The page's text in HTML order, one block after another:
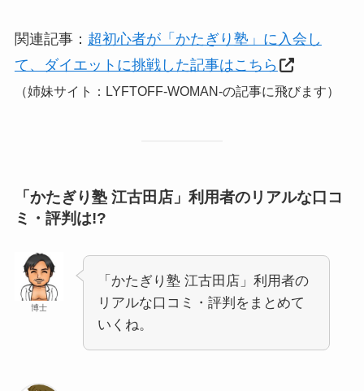
関連記事： 超初心者が「かたぎり塾」に入会し
て、ダイエットに挑戦した記事はこちら
（姉妹サイト：LYFTOFF-WOMAN-の記事に飛びます）
「かたぎり塾 江古田店」利用者のリアルな口コ
ミ・評判は!?
博士
「かたぎり塾 江古田店」利用者の
リアルな口コミ・評判をまとめて
いくね。